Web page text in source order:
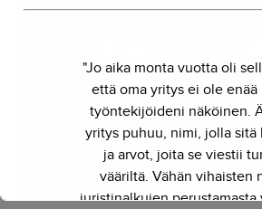
yhdellä
4.3.2024 - Hanne
"Jo aika monta vuotta oli
että oma yritys ei ole
työntekijöideni näköinen.
yritys puhuu, nimi, jolla sitä
ja arvot, joita se viestii
vääriltä. Vähän vihaisten
juristinalkujen perustamasta